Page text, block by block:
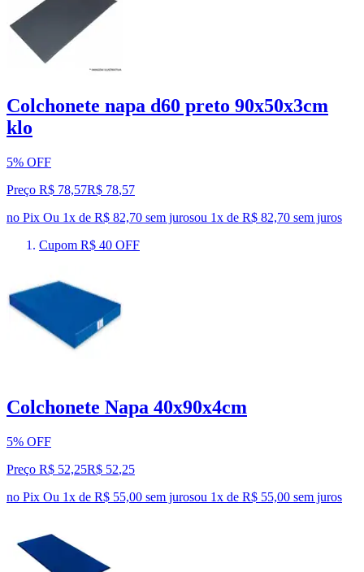
Colchonete napa d60 preto 90x50x3cm
klo
5% OFF
Preço R$ 78,57R$ 78,57
no Pix Ou 1x de R$ 82,70 sem jurosou 1x de R$ 82,70 sem juros
Cupom R$ 40 OFF
Colchonete Napa 40x90x4cm
5% OFF
Preço R$ 52,25R$ 52,25
no Pix Ou 1x de R$ 55,00 sem jurosou 1x de R$ 55,00 sem juros